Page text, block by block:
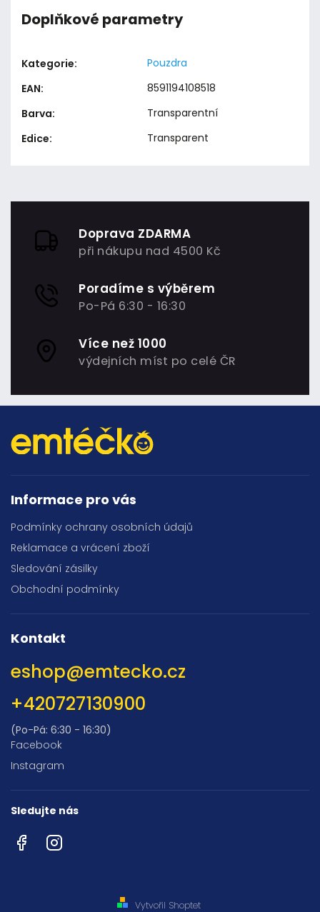
Doplňkové parametry
Kategorie:
Pouzdra
EAN:
8591194108518
Barva:
Transparentní
Edice: Transparent
Doprava ZDARMA
při nákupu nad 4500 Kč
Poradíme s výběrem
Po-Pá 6:30 - 16:30
Více než 1000
výdejních míst po celé ČR
Informace pro vás
Podmínky ochrany osobních údajů
Reklamace a vrácení zboží
Sledování zásilky
Obchodní podmínky
Kontakt
eshop@emtecko.cz
+420727130900
(Po-Pá: 6:30 - 16:30)
Facebook
Instagram
Sledujte nás
FacebookInstagram
Vytvořil Shoptet